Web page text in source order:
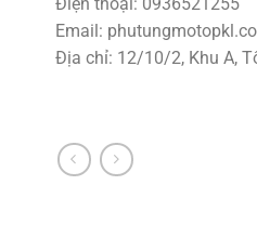
Email:
Địa chỉ: 12/10/2, Khu A,